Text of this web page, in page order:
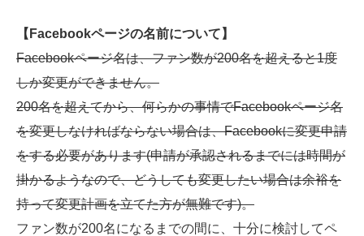
【Facebookページの名前について】
Facebookページ名は、ファン数が200名を超えると1度
しか変更ができません。
200名を超えてから、何らかの事情でFacebookページ名
を変更しなければならない場合は、Facebookに変更申請
をする必要があります(申請が承認されるまでには時間が
掛かるようなので、どうしても変更したい場合は余裕を
持って変更計画を立てた方が無難です)。
ファン数が200名になるまでの間に、十分に検討してペ